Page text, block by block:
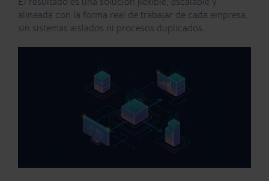
alineada con la forma real de trabajar de cada empresa,
sin sistemas aislados ni procesos duplicados.